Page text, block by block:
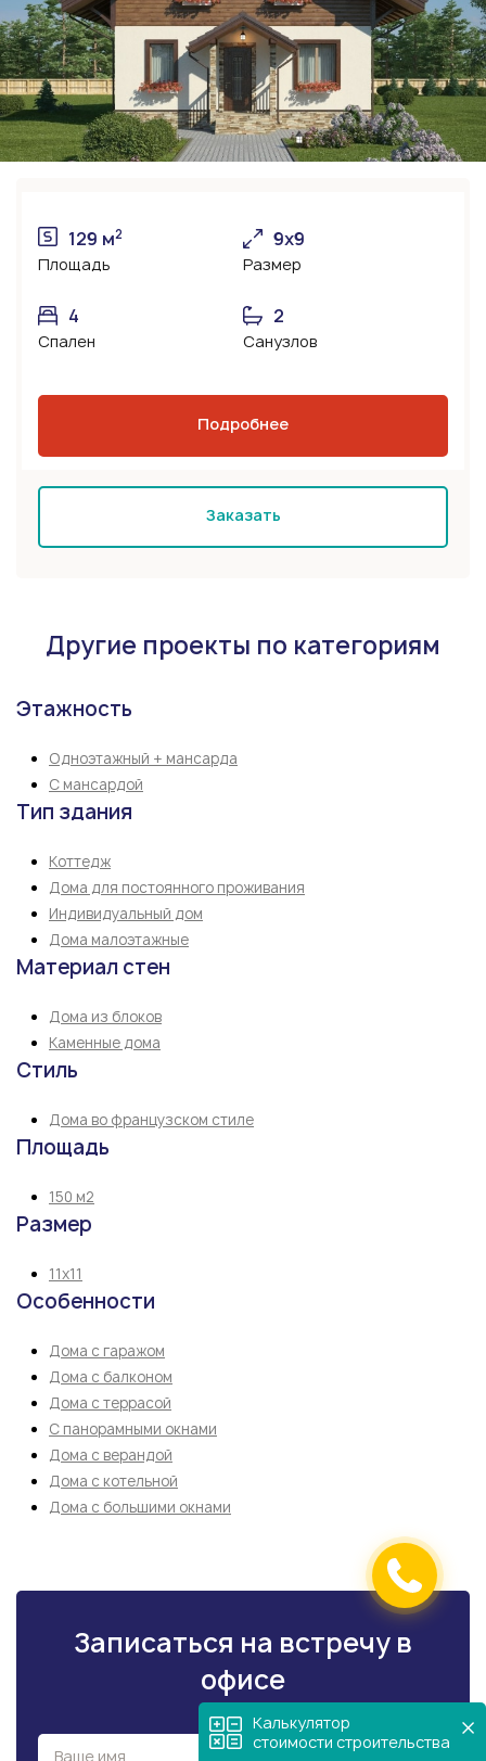
Калькулятор
стоимости строительства
129 м2
Площадь
9х9
Размер
4
Спален
2
Санузлов
Подробнее
Заказать
Другие проекты по категориям
Этажность
Одноэтажный + мансарда
С мансардой
Тип здания
Коттедж
Дома для постоянного проживания
Индивидуальный дом
Дома малоэтажные
Материал стен
Дома из блоков
Каменные дома
Стиль
Дома во французском стиле
Площадь
150 м2
Размер
11х11
Особенности
Дома с гаражом
Дома с балконом
Дома с террасой
С панорамными окнами
Дома с верандой
Дома с котельной
Дома с большими окнами
Записаться на встречу в
офисе